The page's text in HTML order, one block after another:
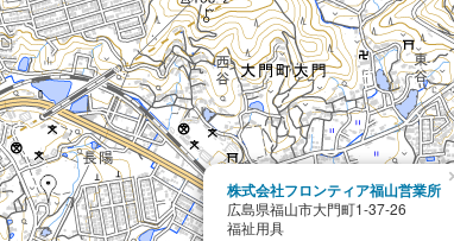
株式会社フロンティア福山営業所
広島県福山市大門町1-37-26
福祉用具